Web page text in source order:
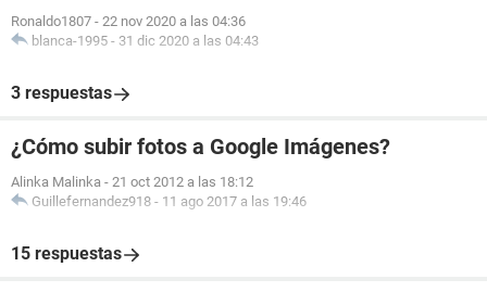
Ronaldo1807 - 22 nov 2020 a las 04:36
blanca-1995 - 31 dic 2020 a las 04:43
3 respuestas
¿Cómo subir fotos a Google Imágenes?
Alinka Malinka - 21 oct 2012 a las 18:12
Guillefernandez918 - 11 ago 2017 a las 19:46
15 respuestas